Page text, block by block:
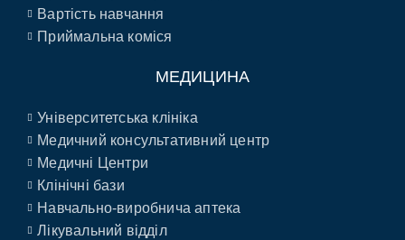
Вартість навчання
Приймальна коміся
МЕДИЦИНА
Університетська клініка
Медичний консультативний центр
Медичні Центри
Клінічні бази
Навчально-виробнича аптека
Лікувальний відділ